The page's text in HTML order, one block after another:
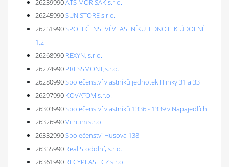
26239990ATS MORISÁK s.r.o.
26245990SUN STORE s.r.o.
26251990SPOLEČENSTVÍ VLASTNÍKŮ JEDNOTEK ÚDOLNÍ
1,2
26268990 REXYN, s.r.o.
26274990 PRESSMONT,s.r.o.
26280990Společenství vlastníků jednotek Hlinky 31 a 33
26297990 KOVATOM s.r.o.
26303990Společenství vlastníků 1336 - 1339 v Napajedlích
26326990Vitrium s.r.o.
26332990Společenství Husova 138
26355990 Real Stodolní, s.r.o.
26361990 RECYPLAST CZ s.r.o.